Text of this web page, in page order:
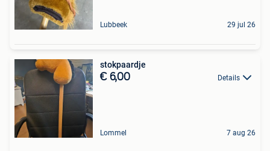
Lubbeek 29 jul 26
stokpaardje
€ 6,00 Details
Lommel 7 aug 26